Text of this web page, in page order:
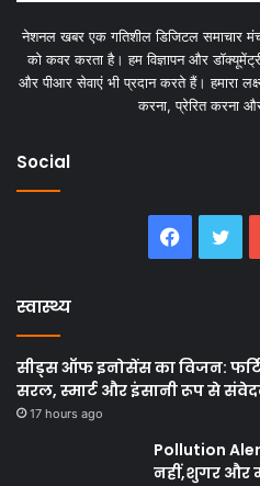
नेशनल खबर एक गतिशील डिजिटल समाचार मंच
को कवर करता है। हम विज्ञापन और
और पीआर सेवाएं भी प्रदान करते हैं। हमारा
करना, प्रेरित करना
Social
स्वास्थ्य
सीड्स ऑफ इनोसेंस का विजन:
सरल, स्मार्ट और इंसानी रूप से
17 hours ago
Pollution
नहीं,शुगर और